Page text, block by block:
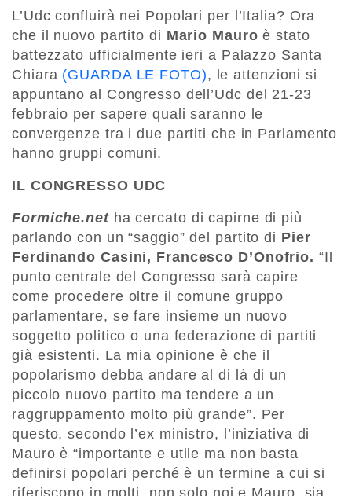
L’Udc confluirà nei Popolari per l’Italia? Ora
che il nuovo partito di Mario Mauro è stato
battezzato ufficialmente ieri a Palazzo Santa
Chiara (GUARDA LE FOTO), le attenzioni si
appuntano al Congresso dell’Udc del 21-23
febbraio per sapere quali saranno le
convergenze tra i due partiti che in Parlamento
hanno gruppi comuni.
IL CONGRESSO UDC
Formiche.netha cercato di capirne di più
parlando con un “saggio” del partito di Pier
Ferdinando Casini, Francesco D’Onofrio. “Il
punto centrale del Congresso sarà capire
come procedere oltre il comune gruppo
parlamentare, se fare insieme un nuovo
soggetto politico o una federazione di partiti
già esistenti. La mia opinione è che il
popolarismo debba andare al di là di un
piccolo nuovo partito ma tendere a un
raggruppamento molto più grande”. Per
questo, secondo l’ex ministro, l’iniziativa di
Mauro è “importante e utile ma non basta
definirsi popolari perché è un termine a cui si